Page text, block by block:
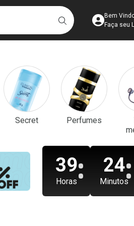
BUSCARAcesse
Bem
Faça seu
Secret Perfumes
Horas
39
Minutos
24